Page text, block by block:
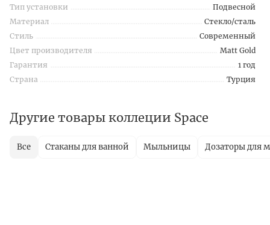
Тип установки
Подвесной
Материал
Стекло/сталь
Стиль
Современный
Цвет производителя
Matt Gold
Гарантия
1 год
Страна
Турция
Другие товары коллеции Space
Все Стаканы для ванной Мыльницы Дозаторы для